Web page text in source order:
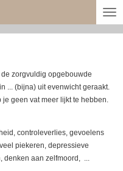
zorgvuldig opgebouwde
... (bijna) uit evenwicht geraakt.
geen vat meer lijkt te hebben.
controleverlies, gevoelens
piekeren, depressieve
denken aan zelfmoord, ...